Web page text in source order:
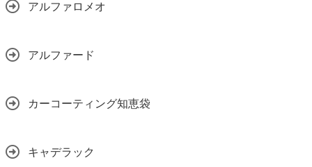
アルファロメオ
アルファード
カーコーティング知恵袋
キャデラック